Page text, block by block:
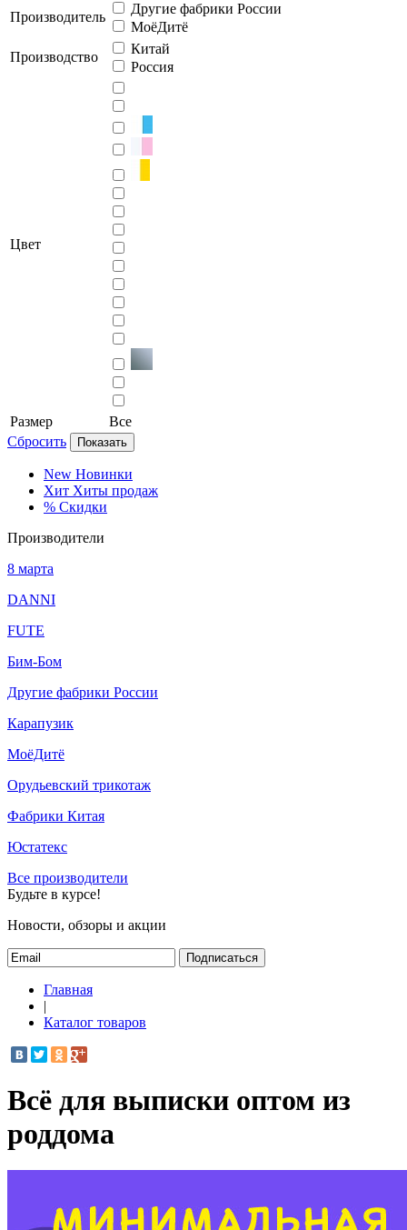
Производитель
Другие фабрики России
МоёДитё
Производство
Китай
Россия
Цвет
Размер
Все
Сбросить
Показать
New Новинки
Хит Хиты продаж
% Скидки
Производители
8 марта
DANNI
FUTE
Бим-Бом
Другие фабрики России
Карапузик
МоёДитё
Орудьевский трикотаж
Фабрики Китая
Юстатекс
Все производители
Будьте в курсе!
Новости, обзоры и акции
Подписаться
Главная
|
Каталог товаров
Всё для выписки оптом из
роддома